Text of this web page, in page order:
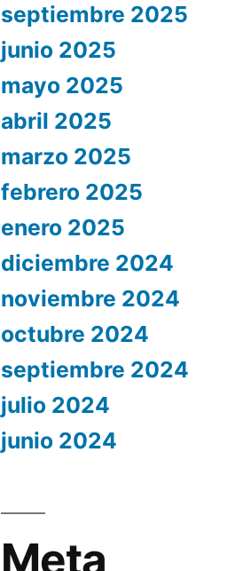
septiembre 2025
junio 2025
mayo 2025
abril 2025
marzo 2025
febrero 2025
enero 2025
diciembre 2024
noviembre 2024
octubre 2024
septiembre 2024
julio 2024
junio 2024
Meta